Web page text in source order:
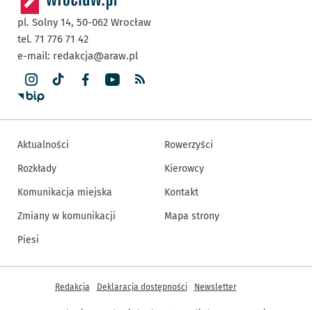
pl. Solny 14, 50-062 Wrocław
tel. 71 776 71 42
e-mail: redakcja@araw.pl
Aktualności
Rozkłady
Komunikacja miejska
Zmiany w komunikacji
Piesi
Rowerzyści
Kierowcy
Kontakt
Mapa strony
Inne informacje
Redakcja Deklaracja dostępności Newsletter